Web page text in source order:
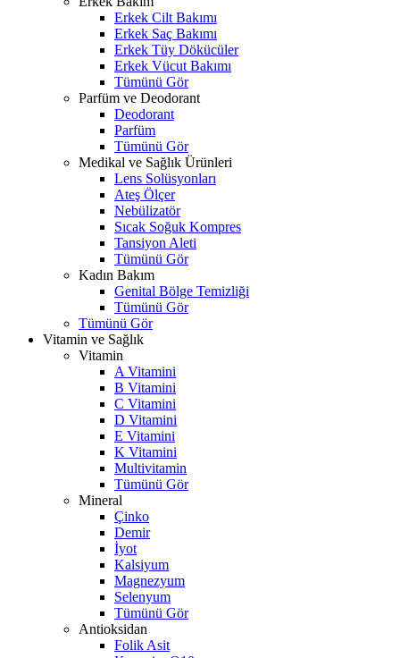
Erkek Cilt Bakımı
Erkek Saç Bakımı
Erkek Tüy Dökücüler
Erkek Vücut Bakımı
Tümünü Gör
Parfüm ve Deodorant
Deodorant
Parfüm
Tümünü Gör
Medikal ve Sağlık Ürünleri
Lens Solüsyonları
Ateş Ölçer
Nebülizatör
Sıcak Soğuk Kompres
Tansiyon Aleti
Tümünü Gör
Kadın Bakım
Genital Bölge Temizliği
Tümünü Gör
Tümünü Gör
Vitamin ve Sağlık
Vitamin
A Vitamini
B Vitamini
C Vitamini
D Vitamini
E Vitamini
K Vitamini
Multivitamin
Tümünü Gör
Mineral
Çinko
Demir
İyot
Kalsiyum
Magnezyum
Selenyum
Tümünü Gör
Antioksidan
Folik Asit